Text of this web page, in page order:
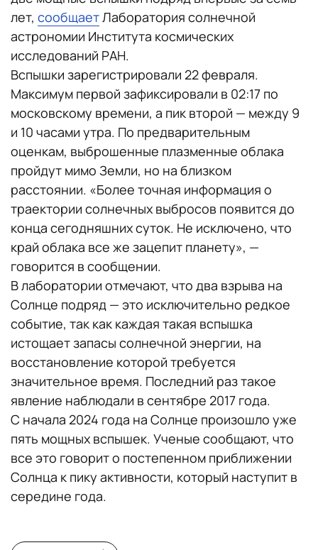
лет, сообщаетЛаборатория солнечной
астрономии Института космических
исследований РАН.
Вспышки зарегистрировали 22 февраля.
Максимум первой зафиксировали в 02:17 по
московскому времени, а пик второй — между 9
и 10 часами утра. По предварительным
оценкам, выброшенные плазменные облака
пройдут мимо Земли, но на близком
расстоянии. «Более точная информация о
траектории солнечных выбросов появится до
конца сегодняшних суток. Не исключено, что
край облака все же зацепит планету», —
говорится в сообщении.
В лаборатории отмечают, что два взрыва на
Солнце подряд — это исключительно редкое
событие, так как каждая такая вспышка
истощает запасы солнечной энергии, на
восстановление которой требуется
значительное время. Последний раз такое
явление наблюдали в сентябре 2017 года.
С начала 2024 года на Солнце произошло уже
пять мощных вспышек. Ученые сообщают, что
все это говорит о постепенном приближении
Солнца к пику активности, который наступит в
середине года.